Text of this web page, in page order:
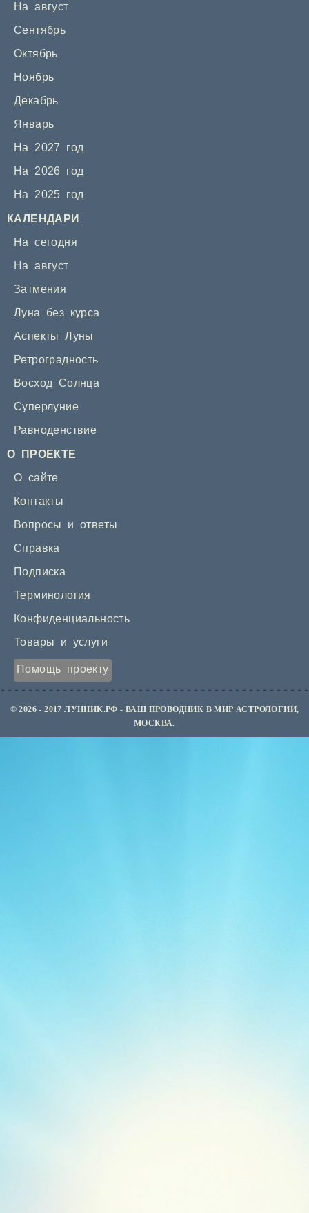
На август
Сентябрь
Октябрь
Ноябрь
Декабрь
Январь
На 2027 год
На 2026 год
На 2025 год
КАЛЕНДАРИ
На сегодня
На август
Затмения
Луна без курса
Аспекты Луны
Ретроградность
Восход Солнца
Суперлуние
Равноденствие
О ПРОЕКТЕ
О сайте
Контакты
Вопросы и ответы
Справка
Подписка
Терминология
Конфиденциальность
Товары и услуги
Помощь проекту
© 2026 - 2017 ЛУННИК.РФ - ВАШ ПРОВОДНИК В МИР АСТРОЛОГИИ,
МОСКВА.